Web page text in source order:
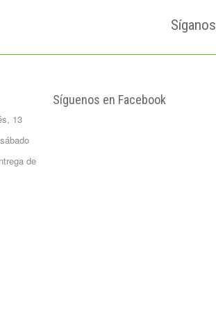
kgrs...
1,50 €
FORMATO:
GARRAFA...
Síganos
13
de
Síguenos en Facebook